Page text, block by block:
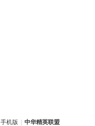
手机版 | 中华精英联盟